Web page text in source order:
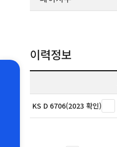
이력정보
KS D 6706(2023 확인)